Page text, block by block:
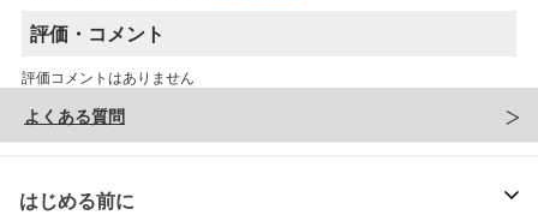
評価・コメント
評価コメントはありません
よくある質問
はじめる前に